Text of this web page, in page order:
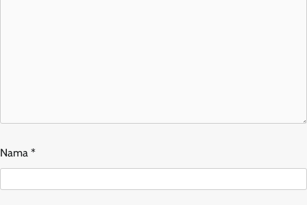
Nama *